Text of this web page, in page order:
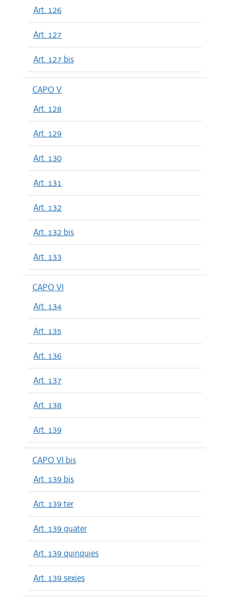
Art. 126
Art. 127
Art. 127 bis
CAPO V
Art. 128
Art. 129
Art. 130
Art. 131
Art. 132
Art. 132 bis
Art. 133
CAPO VI
Art. 134
Art. 135
Art. 136
Art. 137
Art. 138
Art. 139
CAPO VI bis
Art. 139 bis
Art. 139 ter
Art. 139 quater
Art. 139 quinquies
Art. 139 sexies